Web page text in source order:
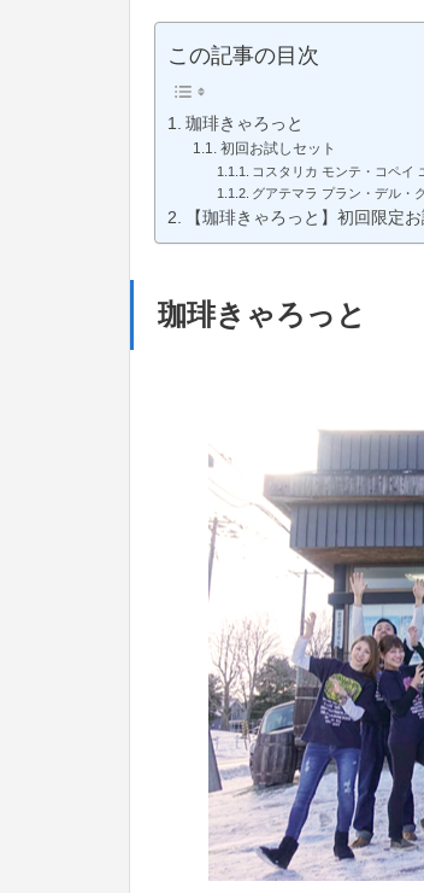
この記事の目次
珈琲きゃろっと
初回お試しセット
コスタリカ モンテ・コペイ
グアテマラ プラン・デル・
【珈琲きゃろっと】初回限定
珈琲きゃろっと